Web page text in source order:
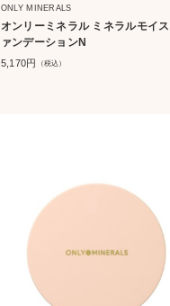
ONLY MINERALS
オンリーミネラル ミネラルモイ
ァンデーションN
5,170円 （税込）